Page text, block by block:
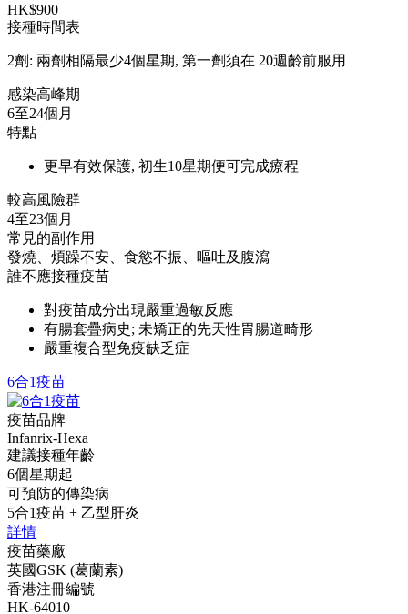
HK$900
接種時間表
2劑: 兩劑相隔最少4個星期, 第一劑須在 20週齡前服用
感染高峰期
6至24個月
特點
更早有效保護, 初生10星期便可完成療程
較高風險群
4至23個月
常見的副作用
發燒、煩躁不安、食慾不振、嘔吐及腹瀉
誰不應接種疫苗
對疫苗成分出現嚴重過敏反應
有腸套疊病史; 未矯正的先天性胃腸道畸形
嚴重複合型免疫缺乏症
6合1疫苗
疫苗品牌
Infanrix-Hexa
建議接種年齡
6個星期起
可預防的傳染病
5合1疫苗 + 乙型肝炎
詳情
疫苗藥廠
英國GSK (葛蘭素)
香港注冊編號
HK-64010